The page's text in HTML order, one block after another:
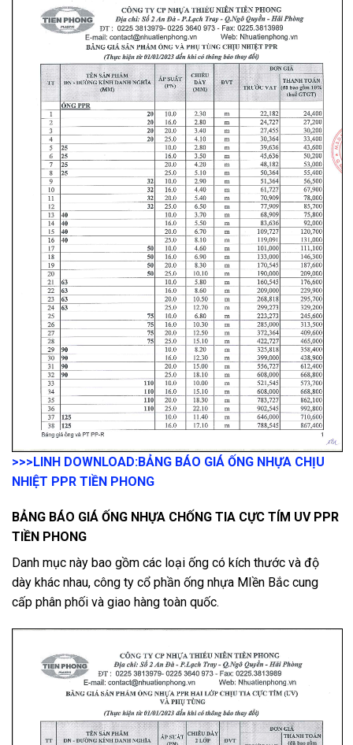
>>>LINH DOWNLOAD:BẢNG BÁO GIÁ ỐNG NHỰA CHỊU
NHIỆT PPR TIỀN PHONG
BẢNG BÁO GIÁ ỐNG NHỰA CHỐNG TIA CỰC TÍM UV PPR
TIỀN PHONG
Danh mục này bao gồm các loại ống có kích thước và độ
dày khác nhau, công ty cổ phần ống nhựa MIền Bắc cung
cấp phân phối và giao hàng toàn quốc.